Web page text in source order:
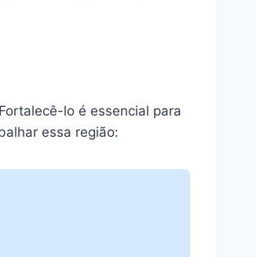
lo é essencial para
essa região: